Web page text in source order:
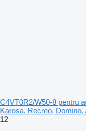
C4VT0R2/W50-8 pentru
Karosa, Recreo, Domino,
12